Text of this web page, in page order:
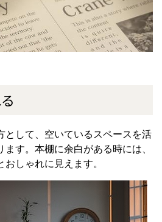
として、空いているスペースを活
す。本棚に余白がある時には、
しゃれに見えます。